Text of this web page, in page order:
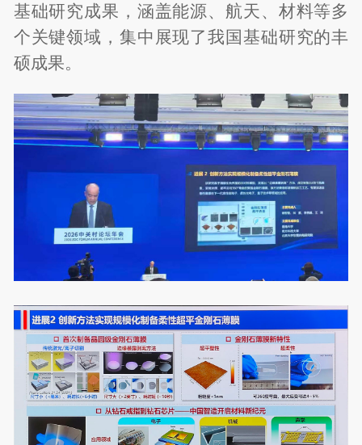
基础研究成果，涵盖能源、航天、材料等多
个关键领域，集中展现了我国基础研究的丰
硕成果。